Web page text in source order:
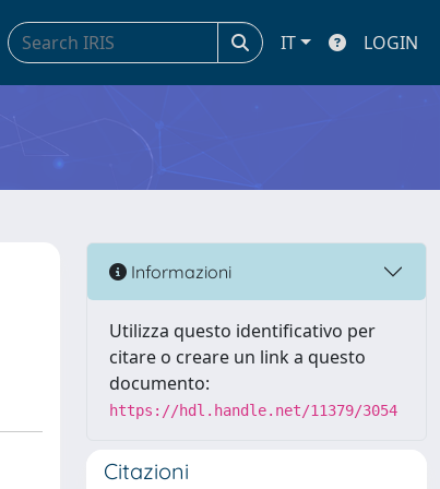
IT LOGIN
Informazioni
Utilizza questo identificativo per
citare o creare un link a questo
documento:
https://hdl.handle.net/11379/3054
Citazioni